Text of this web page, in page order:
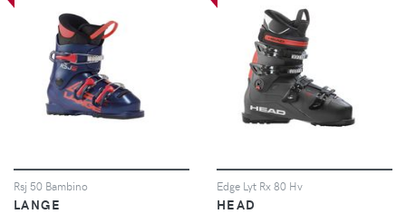
Rsj 50 Bambino
LANGE
Edge Lyt Rx 80 Hv
HEAD